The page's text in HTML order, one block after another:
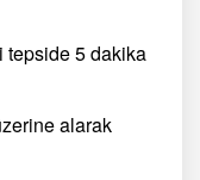
tepside 5 dakika
alarak